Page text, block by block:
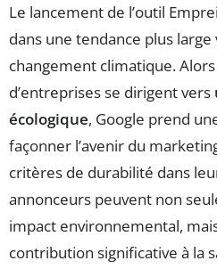
Le lancement de l’outil
dans une tendance plus
changement climatique.
d’entreprises se dirigent vers
écologique, Google prend
façonner l’avenir du
critères de durabilité dans
annonceurs peuvent non
impact environnemental,
contribution significative à la